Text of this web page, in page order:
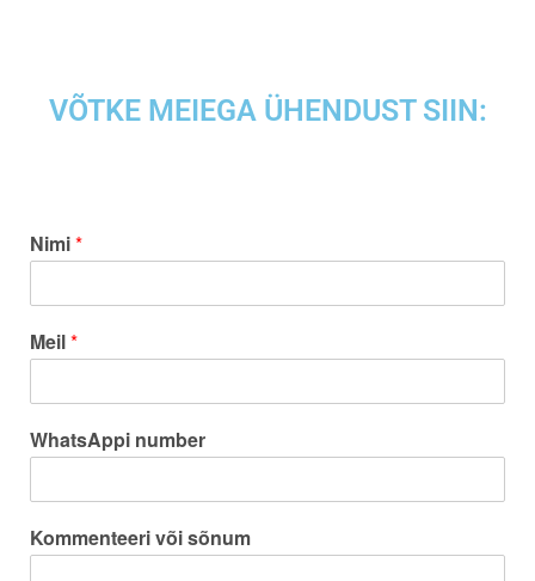
VÕTKE MEIEGA ÜHENDUST SIIN:
Nimi*
Meil*
WhatsAppi number
Kommenteeri või sõnum